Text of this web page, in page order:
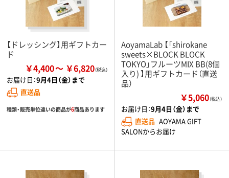
【ドレッシング】用ギフトカー
ド
￥4,400 ￥6,820
お届け日：9月4日（金）まで
直送品
種類・販売単位違いの商品が6商品あります
AoyamaLab 【「shirokane
sweets×BLOCK BLOCK
TOKYO」フルーツMIX BB(8個
入り) 】用ギフトカード（直送
品）
￥5,060（税込）
お届け日：9月4日（金）まで
直送品 AOYAMA GIFT
SALONからお届け